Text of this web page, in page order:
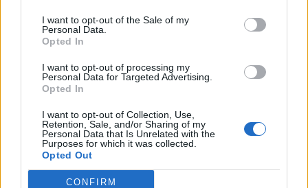
I want to opt-out of the Sale of my
Personal Data.
Opted In
I want to opt-out of processing my
Personal Data for Targeted Advertising.
Opted In
I want to opt-out of Collection, Use,
Retention, Sale, and/or Sharing of my
Personal Data that Is Unrelated with the
Purposes for which it was collected.
Opted Out
CONFIRM
Capacita Jovem de Poiares aproxima
jovens ao mundo do trabalho